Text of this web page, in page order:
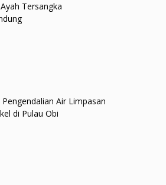
Tersangka
Air Limpasan
di Pulau Obi